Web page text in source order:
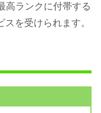
高ランクに付帯する
を受けられます。